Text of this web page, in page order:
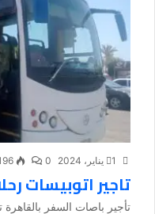
1 يناير، 2024 0
تاجير اتوبيسات
تأجير باصات السفر